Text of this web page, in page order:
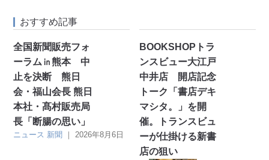
おすすめ記事
全国新聞販売フォ
ーラム㏌熊本 中
止を決断 熊日
会・福山会長 熊日
本社・髙村販売局
長「断腸の思い」
ニュース 新聞 ｜ 2026年8月6日
BOOKSHOPトラ
ンスビュー大江戸
中井店 開店記念
トーク「書店デキ
マシタ。」を開
催。トランスビュ
ーが仕掛ける新書
店の狙い